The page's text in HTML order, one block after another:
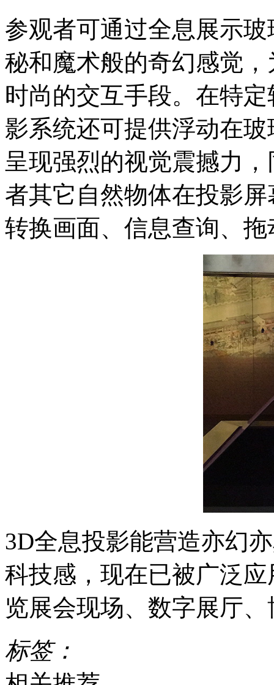
参观者可通过全息展示
秘和魔术般的奇幻感觉
时尚的交互手段。在特
影系统还可提供浮动在
呈现强烈的视觉震撼力
者其它自然物体在投影
转换画面、信息查询、
3D全息投影能营造亦幻
科技感，现在已被广泛
览展会现场、数字展厅
标签：